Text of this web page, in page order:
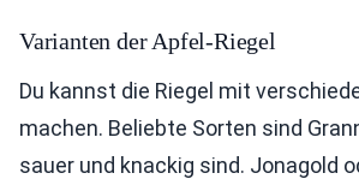
Varianten der Apfel-Riegel
Du kannst die Riegel mit
machen. Beliebte Sorten sind
sauer und knackig sind. Jonagold